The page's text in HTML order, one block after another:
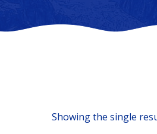
Showing the single